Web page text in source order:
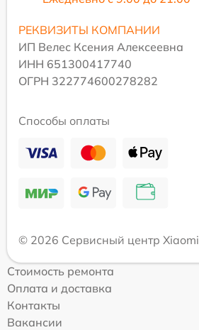
РЕКВИЗИТЫ КОМПАНИИ
ИП Велес Ксения Алексеевна
ИНН 651300417740
ОГРН 322774600278282
Способы оплаты
© 2026 Сервисный центр Xiaomi
Стоимость ремонта
Оплата и доставка
Контакты
Вакансии